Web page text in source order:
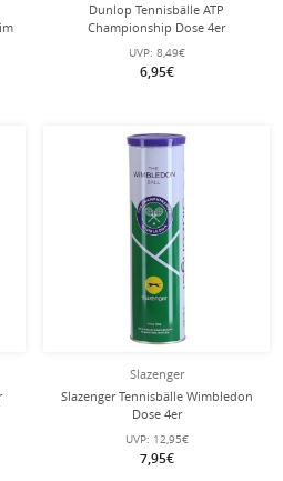
Dunlop Tennisbälle ATP
Championship Dose 4er
UVP: 8,49€
6,95€
Slazenger
Slazenger Tennisbälle Wimbledon
Dose 4er
UVP: 12,95€
7,95€